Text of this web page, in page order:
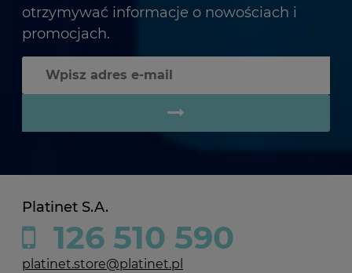
otrzymywać informacje o nowościach i
promocjach.
Platinet S.A.
126 510 590
platinet.store@platinet.pl